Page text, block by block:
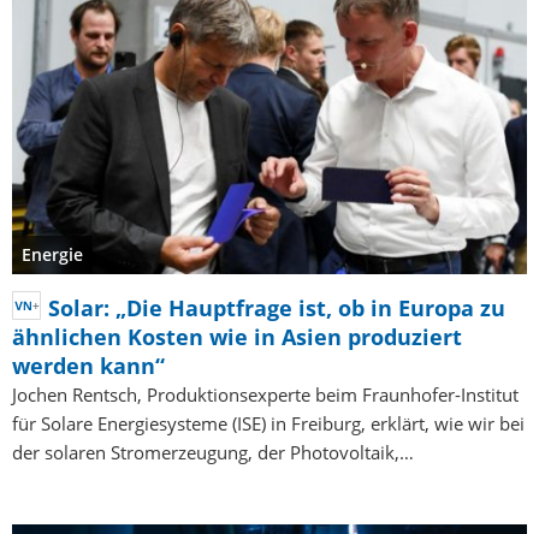
Energie
Solar: „Die Hauptfrage ist, ob in Europa zu
ähnlichen Kosten wie in Asien produziert
werden kann“
Jochen Rentsch, Produktionsexperte beim Fraunhofer-Institut
für Solare Energiesysteme (ISE) in Freiburg, erklärt, wie wir bei
der solaren Stromerzeugung, der Photovoltaik,…